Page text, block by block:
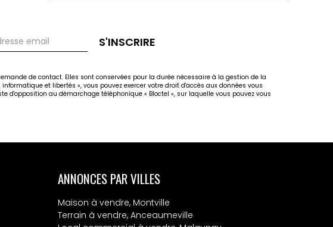
S'INSCRIRE
de contact. Elles sont conservées pour la durée nécessaire à la gestion de la
et libertés », vous pouvez exercer votre droit d'accès aux données vous
d'opposition au démarchage téléphonique « Bloctel », sur laquelle vous pouvez vous
ANNONCES PAR VILLES
Maison à vendre, Montville
Terrain à vendre, Anceaumeville